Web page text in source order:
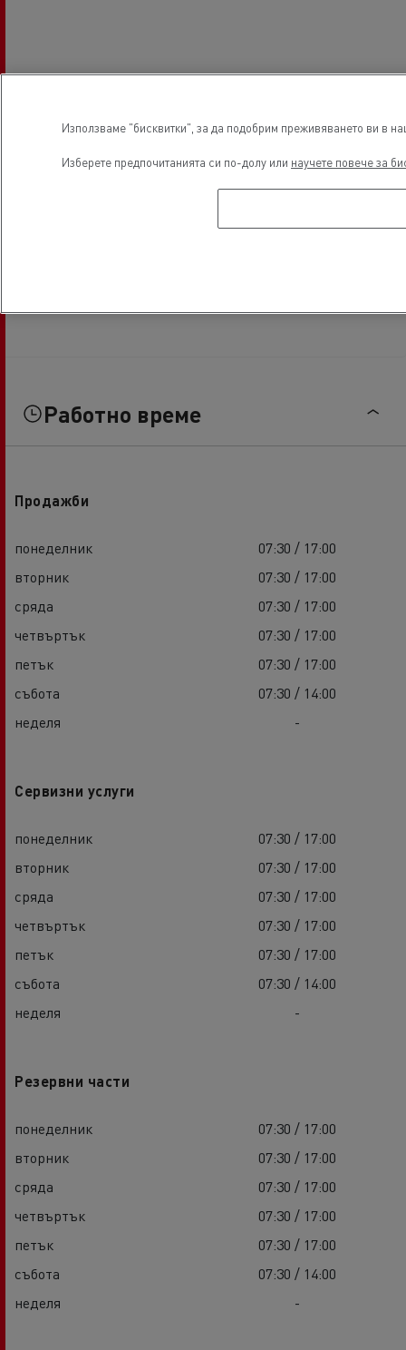
Работно време
Продажби
понеделник
07:30 / 17:00
вторник
07:30 / 17:00
сряда
07:30 / 17:00
четвъртък
07:30 / 17:00
петък
07:30 / 17:00
събота
07:30 / 14:00
неделя
-
Сервизни услуги
понеделник
07:30 / 17:00
вторник
07:30 / 17:00
сряда
07:30 / 17:00
четвъртък
07:30 / 17:00
петък
07:30 / 17:00
събота
07:30 / 14:00
неделя
-
Резервни части
понеделник
07:30 / 17:00
вторник
07:30 / 17:00
сряда
07:30 / 17:00
четвъртък
07:30 / 17:00
петък
07:30 / 17:00
събота
07:30 / 14:00
неделя
-
Използваме "бисквитки", за да подобрим преживяването ви в
Изберете предпочитанията си по-долу или научете повече за